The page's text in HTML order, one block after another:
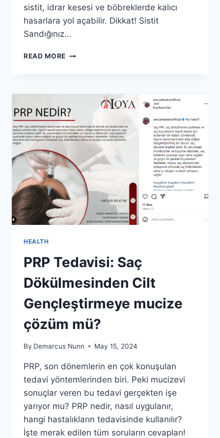
sistit, idrar kesesi ve böbreklerde kalıcı
hasarlara yol açabilir. Dikkat! Sistit
Sandığınız…
READ MORE SISTIT:
YANMA
SIZIYA
SON!
HEALTH
PRP Tedavisi: Saç
Dökülmesinden Cilt
Gençleştirmeye mucize
çözüm mü?
By Demarcus Nunn May 15, 2024
PRP, son dönemlerin en çok konuşulan
tedavi yöntemlerinden biri. Peki mucizevi
sonuçlar veren bu tedavi gerçekten işe
yarıyor mu? PRP nedir, nasıl uygulanır,
hangi hastalıkların tedavisinde kullanılır?
İşte merak edilen tüm soruların cevapları!